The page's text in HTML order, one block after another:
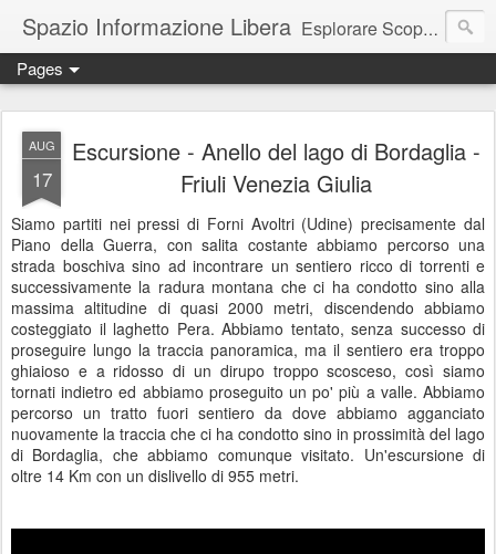
Spazio Informazione Libera Esplorare Scoprire Creare
Escursioni, viaggi, arte, tecnologia, attualità
Pages
AUG
17
Escursione - Anello del lago di Bordaglia -
Friuli Venezia Giulia
Siamo partiti nei pressi di Forni Avoltri (Udine) precisamente dal
Piano della Guerra, con salita costante abbiamo percorso una
strada boschiva sino ad incontrare un sentiero ricco di torrenti e
successivamente la radura montana che ci ha condotto sino alla
massima altitudine di quasi 2000 metri, discendendo abbiamo
costeggiato il laghetto Pera. Abbiamo tentato, senza successo di
proseguire lungo la traccia panoramica, ma il sentiero era troppo
ghiaioso e a ridosso di un dirupo troppo scosceso, così siamo
tornati indietro ed abbiamo proseguito un po' più a valle. Abbiamo
percorso un tratto fuori sentiero da dove abbiamo agganciato
nuovamente la traccia che ci ha condotto sino in prossimità del lago
di Bordaglia, che abbiamo comunque visitato. Un'escursione di
oltre 14 Km con un dislivello di 955 metri.